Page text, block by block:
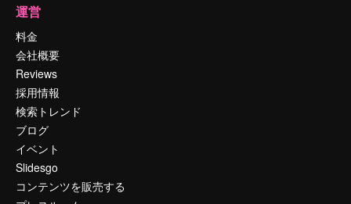
運営
料金
会社概要
Reviews
採用情報
検索トレンド
ブログ
イベント
Slidesgo
コンテンツを販売する